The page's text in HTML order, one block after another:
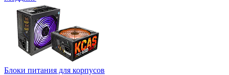
Блоки питания для корпусов